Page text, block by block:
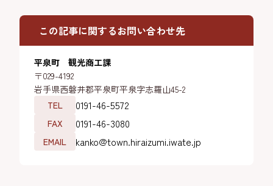
この記事に関するお問い合わせ先
平泉町 観光商工課
〒029-4192
岩手県西磐井郡平泉町平泉字志羅山45-2
TEL
0191-46-5572
FAX 0191-46-3080
EMAIL kanko@town.hiraizumi.iwate.jp